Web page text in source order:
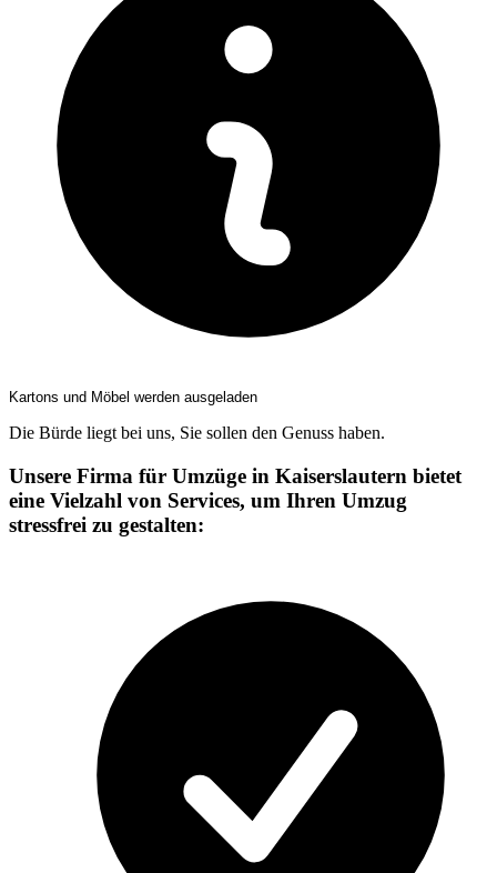
Kartons und Möbel werden ausgeladen
Die Bürde liegt bei uns, Sie sollen den Genuss haben.
Unsere Firma für Umzüge in Kaiserslautern bietet
eine Vielzahl von Services, um Ihren Umzug
stressfrei zu gestalten: